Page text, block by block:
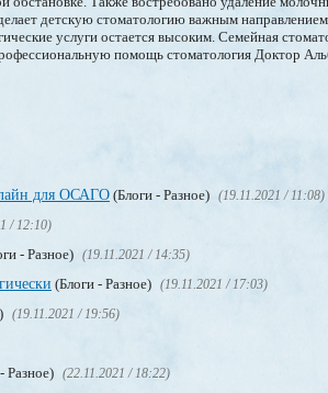
детскую стоматологию важным
услуги остается высоким. Семейная
помощь стоматология Доктор
для ОСАГО (Блоги - Разное) (19.11.2021 / 11:08)
/ 12:10)
- Разное) (19.11.2021 / 14:35)
(Блоги - Разное) (19.11.2021 / 17:03)
(19.11.2021 / 19:56)
Разное) (22.11.2021 / 18:22)